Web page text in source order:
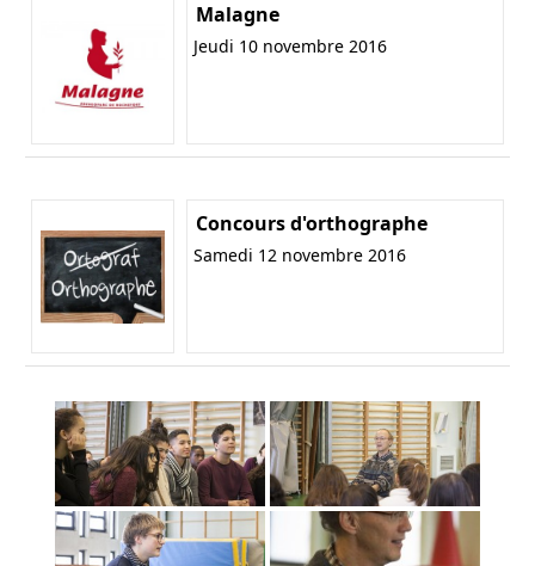
Malagne
Jeudi 10 novembre 2016
Concours d'orthographe
Samedi 12 novembre 2016